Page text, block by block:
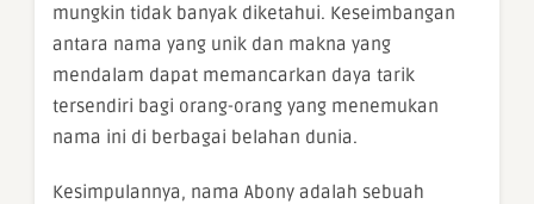
mungkin tidak banyak diketahui. Keseimbangan
antara nama yang unik dan makna yang
mendalam dapat memancarkan daya tarik
tersendiri bagi orang-orang yang menemukan
nama ini di berbagai belahan dunia.
Kesimpulannya, nama Abony adalah sebuah